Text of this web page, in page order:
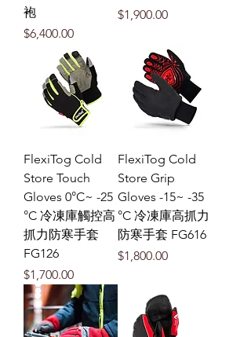
袍
價格
$6,400.00
價格
$1,900.00
FlexiTog Cold
Store Touch
Gloves 0°C~ -25
°C 冷凍庫觸控高
抓力防寒手套
FG126
價格
$1,700.00
FlexiTog Cold
Store Grip
Gloves -15~ -35
°C 冷凍庫高抓力
防寒手套 FG616
價格
$1,800.00